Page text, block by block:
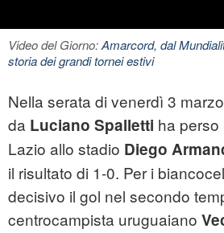
Video del Giorno:Amarcord, dal
storia dei grandi tornei estivi
Nella serata di venerdì 3
da Luciano Spalletti ha
Lazio allo stadio Diego
il risultato di 1-0. Per i
decisivo il gol nel secondo
centrocampista uruguaiano